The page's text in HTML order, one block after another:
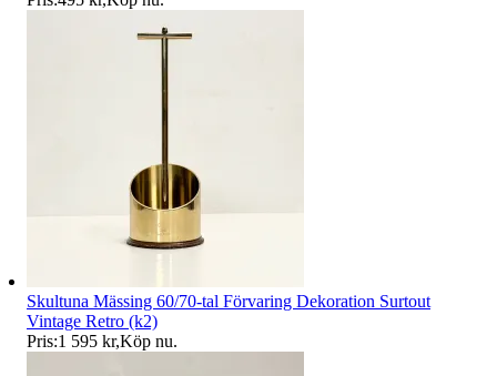
Skultuna Mässing 60/70-tal Förvaring Dekoration Surtout
Vintage Retro (k2)
Pris:1 595 kr,Köp nu.